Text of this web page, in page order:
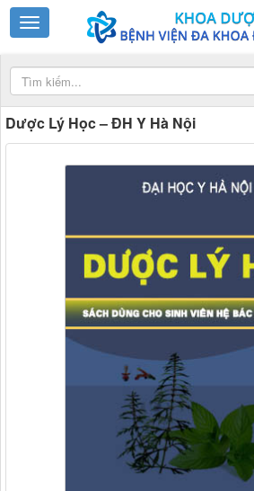
Dược Lý Học – ĐH Y Hà Nội